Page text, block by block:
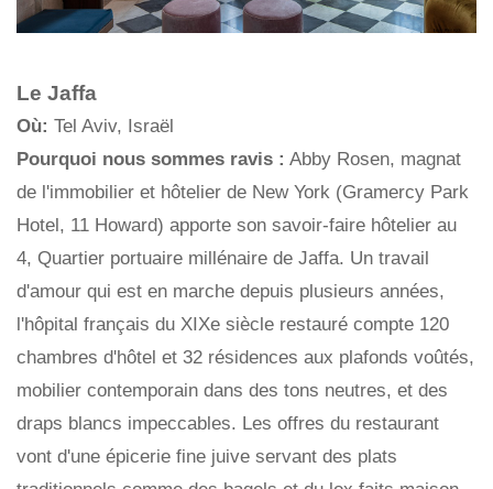
Le Jaffa
Où: Tel Aviv, Israël
Pourquoi nous sommes ravis : Abby Rosen, magnat
de l'immobilier et hôtelier de New York (Gramercy Park
Hotel, 11 Howard) apporte son savoir-faire hôtelier au
4, Quartier portuaire millénaire de Jaffa. Un travail
d'amour qui est en marche depuis plusieurs années,
l'hôpital français du XIXe siècle restauré compte 120
chambres d'hôtel et 32 ​​résidences aux plafonds voûtés,
mobilier contemporain dans des tons neutres, et des
draps blancs impeccables. Les offres du restaurant
vont d'une épicerie fine juive servant des plats